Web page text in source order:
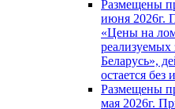
Размещены
июня 2026г.
«Цены на
реализуемых
Беларусь»,
остается без
Размещены
мая 2026г.